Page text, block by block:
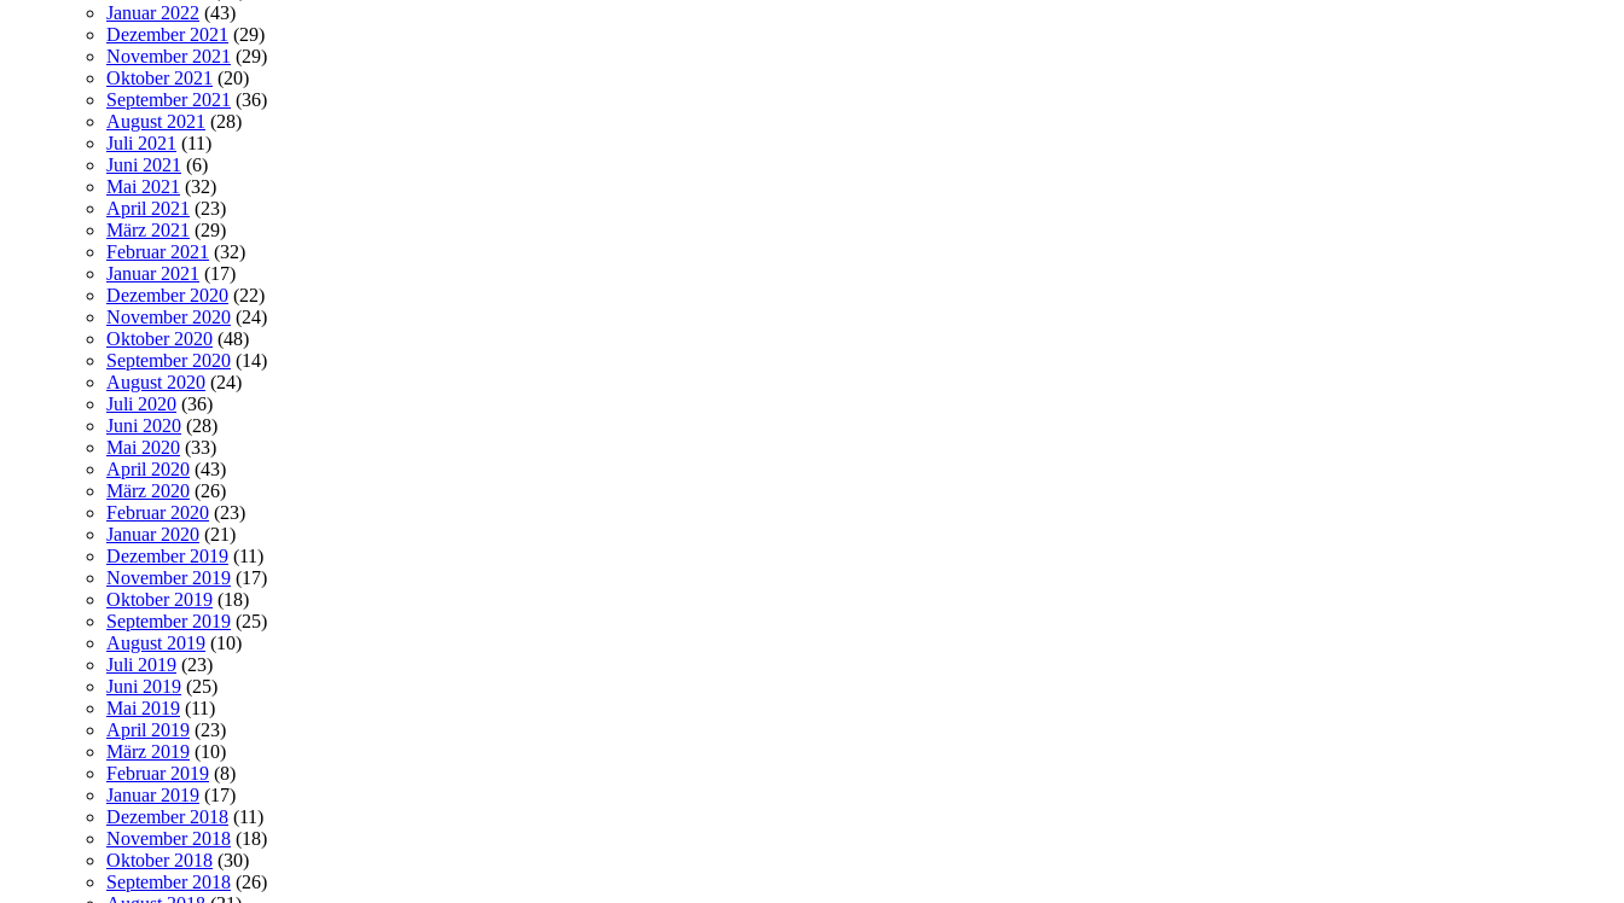
Januar 2022 (43)
Dezember 2021 (29)
November 2021 (29)
Oktober 2021 (20)
September 2021 (36)
August 2021 (28)
Juli 2021 (11)
Juni 2021 (6)
Mai 2021 (32)
April 2021 (23)
März 2021 (29)
Februar 2021 (32)
Januar 2021 (17)
Dezember 2020 (22)
November 2020 (24)
Oktober 2020 (48)
September 2020 (14)
August 2020 (24)
Juli 2020 (36)
Juni 2020 (28)
Mai 2020 (33)
April 2020 (43)
März 2020 (26)
Februar 2020 (23)
Januar 2020 (21)
Dezember 2019 (11)
November 2019 (17)
Oktober 2019 (18)
September 2019 (25)
August 2019 (10)
Juli 2019 (23)
Juni 2019 (25)
Mai 2019 (11)
April 2019 (23)
März 2019 (10)
Februar 2019 (8)
Januar 2019 (17)
Dezember 2018 (11)
November 2018 (18)
Oktober 2018 (30)
September 2018 (26)